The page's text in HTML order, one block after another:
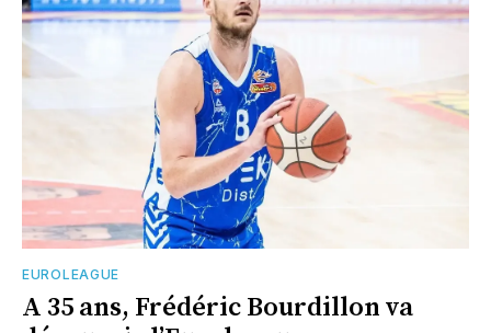
EUROLEAGUE
A 35 ans, Frédéric Bourdillon va